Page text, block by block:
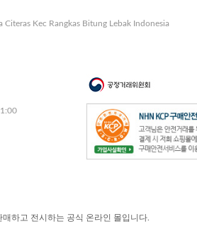
Kec Rangkas Bitung Lebak Indonesia
하고 전시하는 공식 온라인 몰입니다.